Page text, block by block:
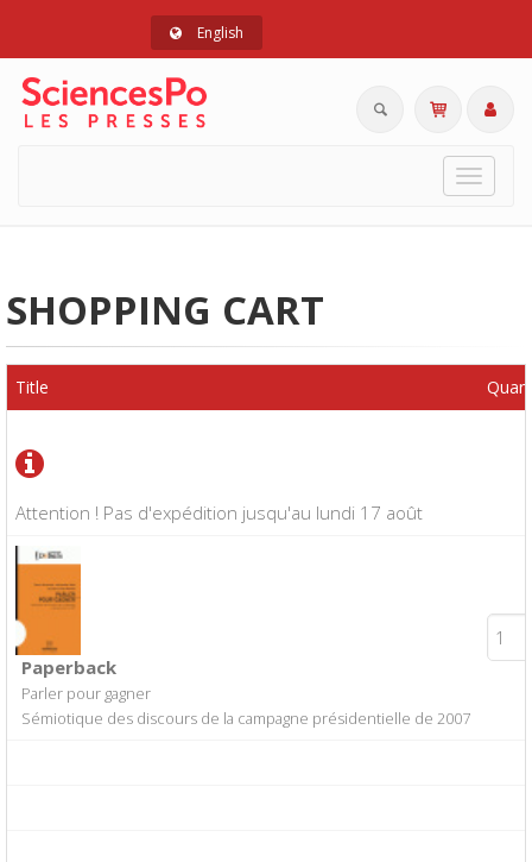
English
Toggle
SHOPPING CART
Attention ! Pas d'expédition jusqu'au lundi 17 août
Title
Paperback
Parler pour gagner
Sémiotique des discours de la campagne présidentielle de 2007